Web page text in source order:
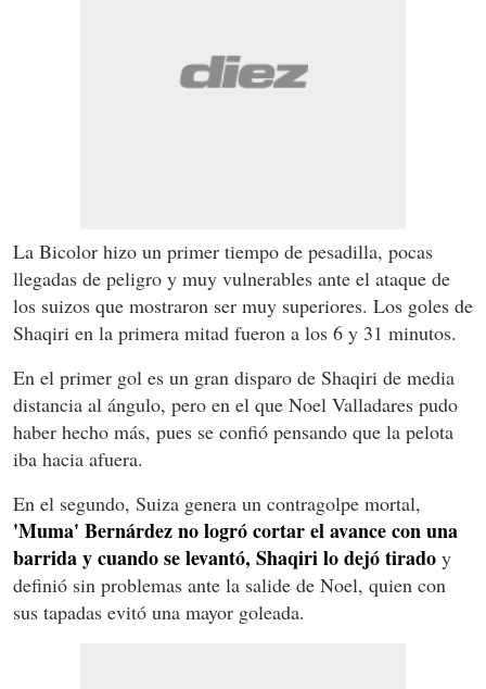
La Bicolor hizo un primer tiempo de pesadilla, pocas
llegadas de peligro y muy vulnerables ante el ataque de
los suizos que mostraron ser muy superiores. Los goles de
Shaqiri en la primera mitad fueron a los 6 y 31 minutos.
En el primer gol es un gran disparo de Shaqiri de media
distancia al ángulo, pero en el que Noel Valladares pudo
haber hecho más, pues se confió pensando que la pelota
iba hacia afuera.
En el segundo, Suiza genera un contragolpe mortal,
'Muma' Bernárdez no logró cortar el avance con una
barrida y cuando se levantó, Shaqiri lo dejó tirado y
definió sin problemas ante la salide de Noel, quien con
sus tapadas evitó una mayor goleada.